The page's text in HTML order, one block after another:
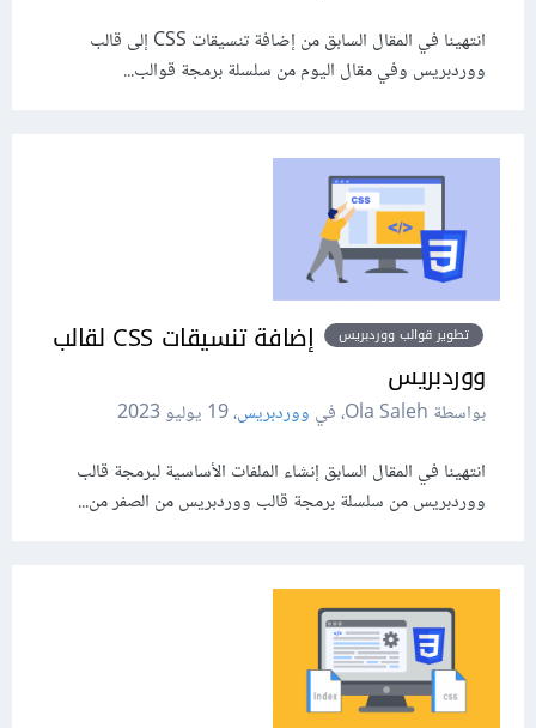
انتهينا في المقال السابق من إضافة تنسيقات CSS إلى قالب
ووردبريس وفي مقال اليوم من سلسلة برمجة قوالب...
تطوير قوالب ووردبريس
إضافة تنسيقات CSS لقالب
ووردبريس
بواسطة Ola Saleh، في ووردبريس،19 يوليو 2023
انتهينا في المقال السابق إنشاء الملفات الأساسية لبرمجة قالب
ووردبريس من سلسلة برمجة قالب ووردبريس من الصفر من...